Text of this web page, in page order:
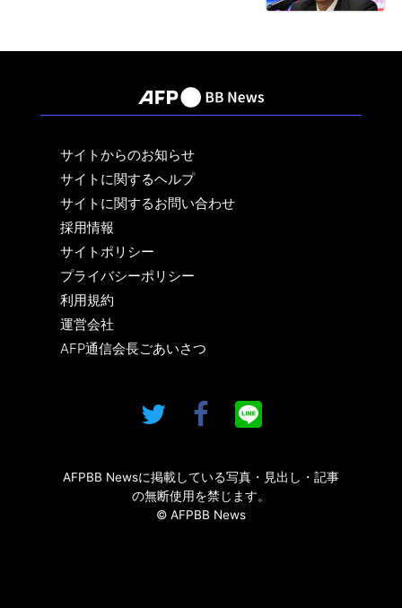
サイトからのお知らせ
サイトに関するヘルプ
サイトに関するお問い合わせ
採用情報
サイトポリシー
プライバシーポリシー
利用規約
運営会社
AFP通信会長ごあいさつ
AFPBB Newsに掲載している写真・見出し・記事
の無断使用を禁じます。
© AFPBB News